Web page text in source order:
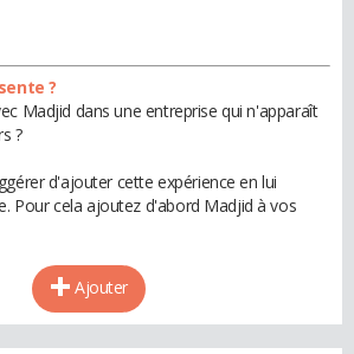
?
Madjid dans une entreprise qui n'apparaît
?
d'ajouter cette expérience en lui
Pour cela ajoutez d'abord Madjid à vos
Ajouter